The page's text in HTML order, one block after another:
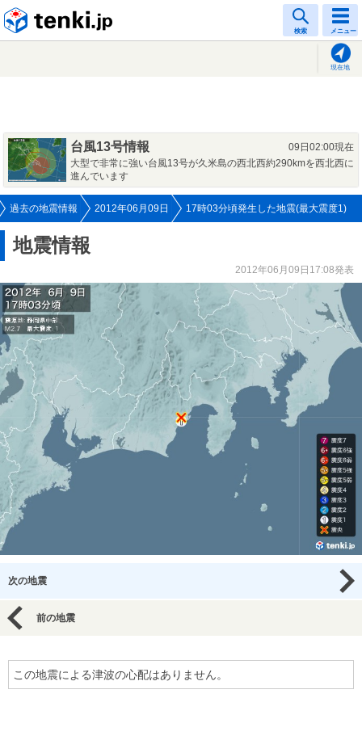
検索 メニュー
現在地
台風13号情報
09日02:00現在
大型で非常に強い台風13号が久米島の西北西約290kmを西北西に
進んでいます
過去の地震情報 2012年06月09日 17時03分頃発生した地震(最大震度1)
地震情報
2012年06月09日17:08発表
次の地震
前の地震
この地震による津波の心配はありません。